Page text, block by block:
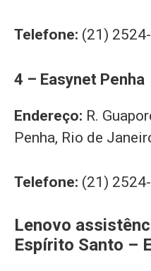
Telefone: (21)
4 – Easynet Penha
Endereço: R.
Penha, Rio de
Telefone: (21)
Lenovo
Espírito Santo –